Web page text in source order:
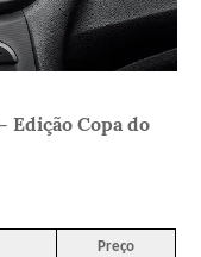
Edição Copa do
Preço